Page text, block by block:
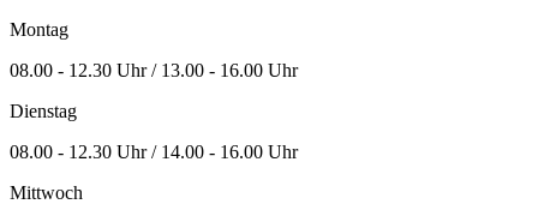
Montag
08.00 - 12.30 Uhr / 13.00 - 16.00 Uhr
Dienstag
08.00 - 12.30 Uhr / 14.00 - 16.00 Uhr
Mittwoch